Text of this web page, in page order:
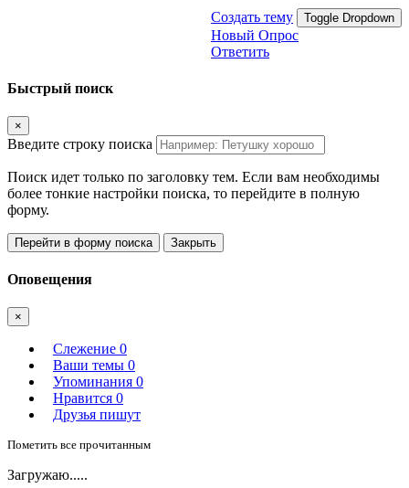
Создать тему Toggle Dropdown
Новый Опрос
Ответить
Быстрый поиск
×
Введите строку поиска
Поиск идет только по заголовку тем. Если вам необходимы
более тонкие настройки поиска, то перейдите в полную
форму.
Перейти в форму поиска Закрыть
Оповещения
×
Слежение 0
Ваши темы 0
Упоминания 0
Нравится 0
Друзья пишут
Пометить все прочитанным
Загружаю.....